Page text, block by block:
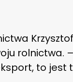
rolnictwa.
to